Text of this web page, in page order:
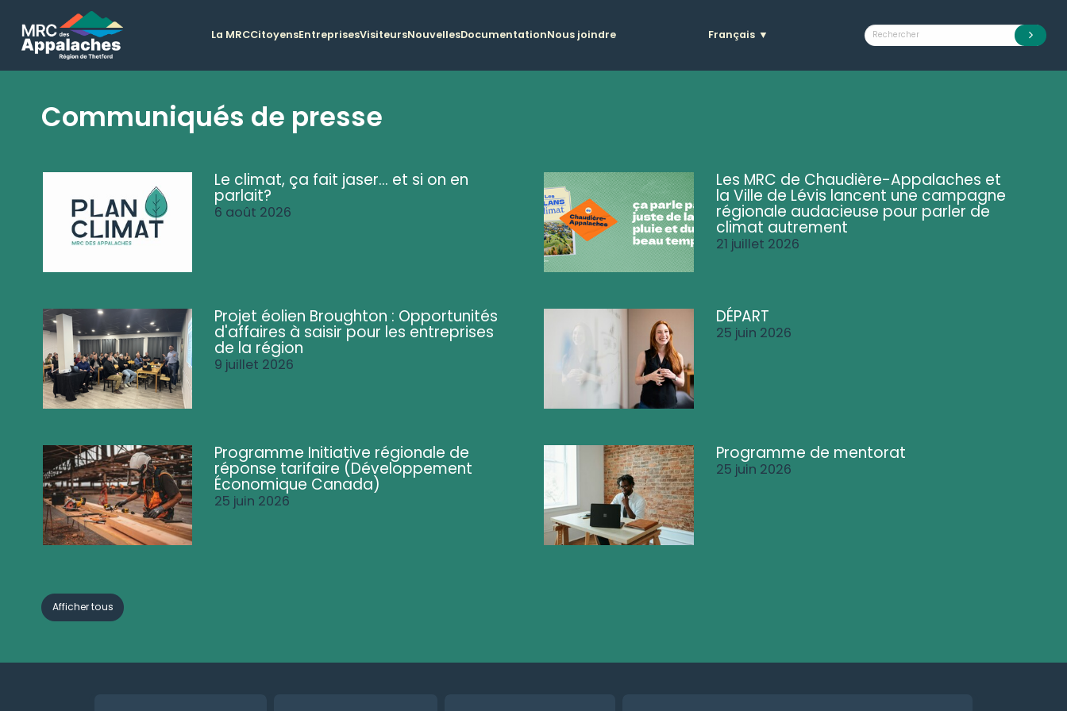
La MRCCitoyensEntreprisesVisiteursNouvellesDocumentationNous joindre Français ▼
Communiqués de presse
Le climat, ça fait jaser... et si on en
parlait?
6 août 2026
Les MRC de Chaudière-Appalaches et
la Ville de Lévis lancent une campagne
régionale audacieuse pour parler de
climat autrement
21 juillet 2026
Projet éolien Broughton : Opportunités
d'affaires à saisir pour les entreprises
de la région
9 juillet 2026
DÉPART
25 juin 2026
Programme Initiative régionale de
réponse tarifaire (Développement
Économique Canada)
25 juin 2026
Programme de mentorat
25 juin 2026
Afficher tous